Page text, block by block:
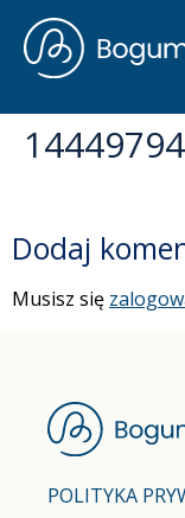
Dodaj
Musisz się
POLITYKA